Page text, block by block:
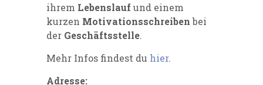
ihrem Lebenslaufund einem
kurzen Motivationsschreibenbei
der Geschäftsstelle.
Mehr Infos findest du hier.
Adresse: